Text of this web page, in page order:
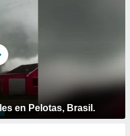
en Pelotas, Brasil.